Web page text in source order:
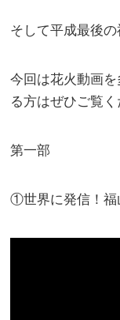
そして平成最後の
今回は花火動画
る方はぜひご覧く
第一部
①世界に発信！